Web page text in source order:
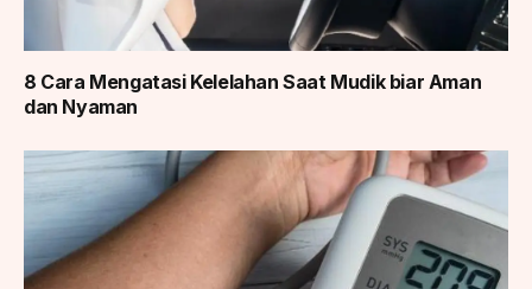
8 Cara Mengatasi Kelelahan Saat Mudik biar Aman
dan Nyaman